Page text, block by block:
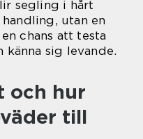
segling i hårt
utan en
chans att testa
känna sig levande.
och hur
till